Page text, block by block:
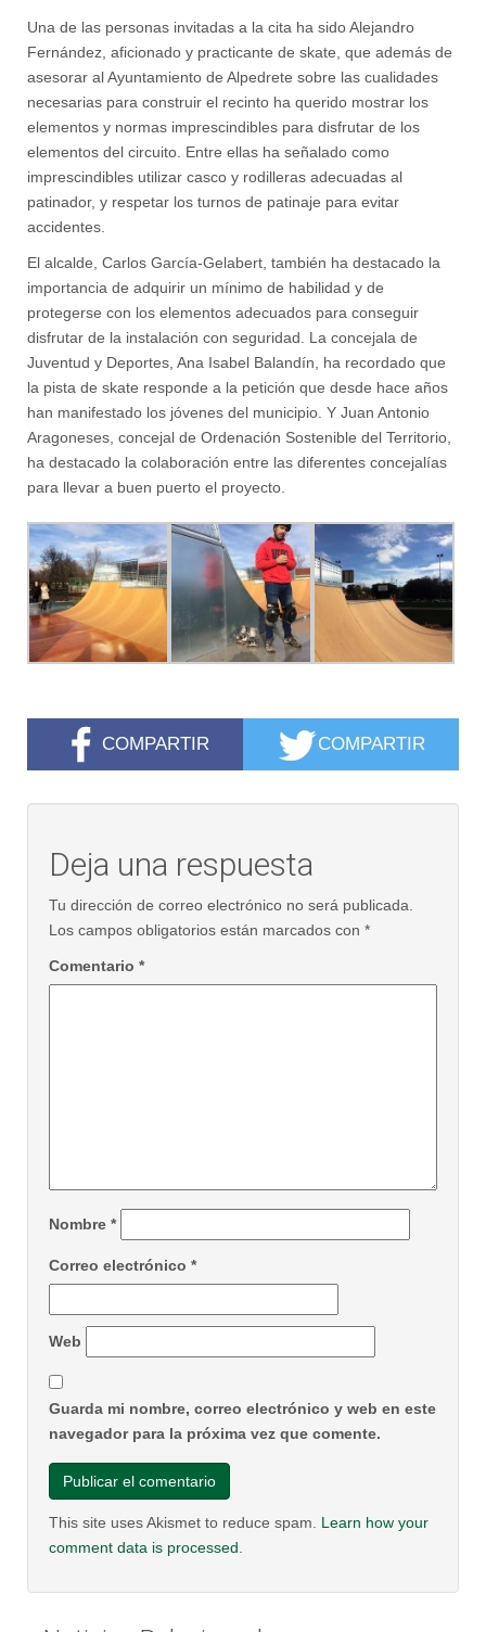
Una de las personas invitadas a la cita ha sido Alejandro
Fernández, aficionado y practicante de skate, que además de
asesorar al Ayuntamiento de Alpedrete sobre las cualidades
necesarias para construir el recinto ha querido mostrar los
elementos y normas imprescindibles para disfrutar de los
elementos del circuito. Entre ellas ha señalado como
imprescindibles utilizar casco y rodilleras adecuadas al
patinador, y respetar los turnos de patinaje para evitar
accidentes.
El alcalde, Carlos García-Gelabert, también ha destacado la
importancia de adquirir un mínimo de habilidad y de
protegerse con los elementos adecuados para conseguir
disfrutar de la instalación con seguridad. La concejala de
Juventud y Deportes, Ana Isabel Balandín, ha recordado que
la pista de skate responde a la petición que desde hace años
han manifestado los jóvenes del municipio. Y Juan Antonio
Aragoneses, concejal de Ordenación Sostenible del Territorio,
ha destacado la colaboración entre las diferentes concejalías
para llevar a buen puerto el proyecto.
COMPARTIR COMPARTIR
Deja una respuesta
Tu dirección de correo electrónico no será publicada.
Los campos obligatorios están marcados con *
Comentario *
Nombre *
Correo electrónico *
Web
Guarda mi nombre, correo electrónico y web en este
navegador para la próxima vez que comente.
This site uses Akismet to reduce spam. Learn how your
comment data is processed.